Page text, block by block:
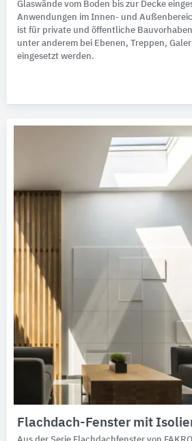
Glaswände vom Boden bis zur Decke
Anwendungen im Innen- und
ist für private und öffentliche
unter anderem bei Ebenen, Treppen,
eingesetzt werden.
Flachdach-Fenster mit